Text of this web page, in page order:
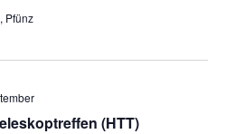
Pfünz
(HTT)